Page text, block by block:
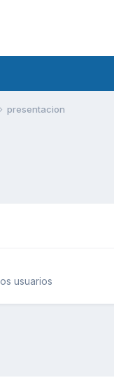
presentacion
usuarios